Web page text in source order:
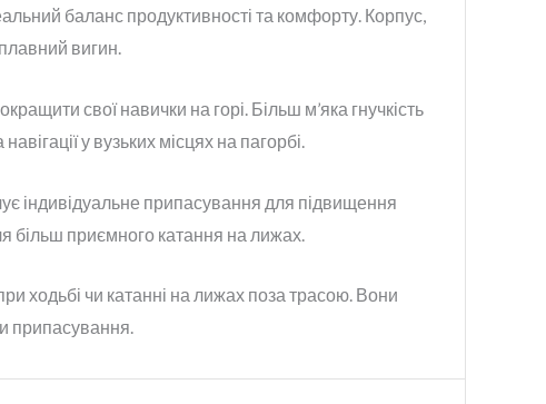
баланс продуктивності та комфорту. Корпус,
вигин.
свої навички на горі. Більш м’яка гнучкість
у вузьких місцях на пагорбі.
індивідуальне припасування для підвищення
більш приємного катання на лижах.
ходьбі чи катанні на лижах поза трасою. Вони
припасування.